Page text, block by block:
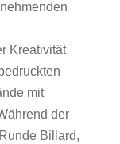
Kreativität
mit
der
Billard,